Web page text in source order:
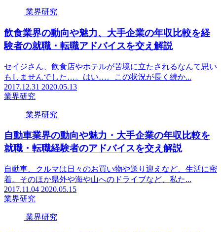
業界研究
飲食業界の動向や魅力、大手企業の年収比較を経
験者の就職・転職アドバイスを交え解説
セイジさん、飲食店やホテルが苦境に立たされるなんて思い
もしませんでした…。はい…。この状況が長く続か...
2017.12.31 2020.05.13
業界研究
業界研究
自動車業界の動向や魅力・大手企業の年収比較を
就職・転職経験者のアドバイスを交え解説
自動車、クルマは日々のお買い物や送り迎えなど、生活に密
着。そのほか県外や海や山へのドライブなど、私た...
2017.11.04 2020.05.15
業界研究
業界研究